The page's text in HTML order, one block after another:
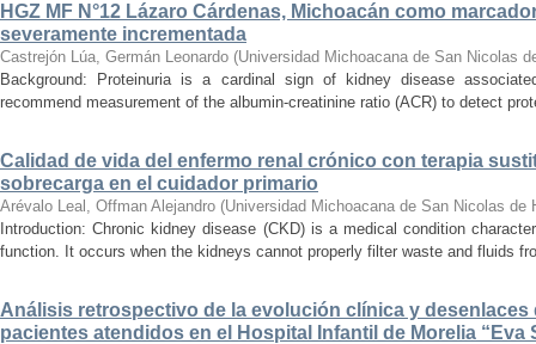
HGZ MF N°12 Lázaro Cárdenas, Michoacán como
severamente incrementada
Castrejón Lúa, Germán Leonardo (Universidad Michoacana de San Nicolas
Background: Proteinuria is a cardinal sign of kidney disease
recommend measurement of the albumin-creatinine ratio (ACR) to detect
Calidad de vida del enfermo renal crónico con terapia
sobrecarga en el cuidador primario
Arévalo Leal, Offman Alejandro (Universidad Michoacana de San Nicolas de
Introduction: Chronic kidney disease (CKD) is a medical condition
function. It occurs when the kidneys cannot properly filter waste and fluids
Análisis retrospectivo de la evolución clínica y desenlaces
pacientes atendidos en el Hospital Infantil de Morelia “Eva